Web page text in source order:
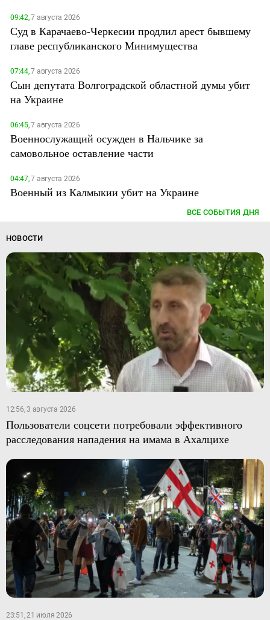
09:42,7 августа 2026
Суд в Карачаево-Черкесии продлил арест бывшему
главе республиканского Минимущества
07:44,7 августа 2026
Сын депутата Волгоградской областной думы убит
на Украине
06:45,7 августа 2026
Военнослужащий осужден в Нальчике за
самовольное оставление части
04:47,7 августа 2026
Военный из Калмыкии убит на Украине
ВСЕ СОБЫТИЯ ДНЯ
НОВОСТИ
12:56, 3 августа 2026
Пользователи соцсети потребовали эффективного
расследования нападения на имама в Ахалцихе
23:51, 21 июля 2026